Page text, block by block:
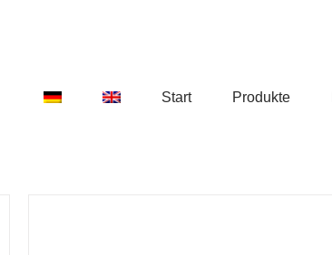
Start Produkte